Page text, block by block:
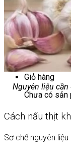
Chưa
Giỏ hàng
Chưa có sản
Nguyên liệu
Cách nấu thịt
Sơ chế nguyên liệu